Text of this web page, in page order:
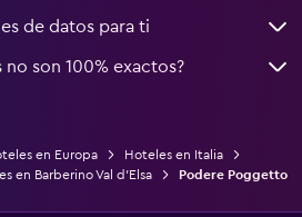
de datos para ti
son 100% exactos?
en Europa
Hoteles en Italia
en Barberino Val d'Elsa Podere Poggetto